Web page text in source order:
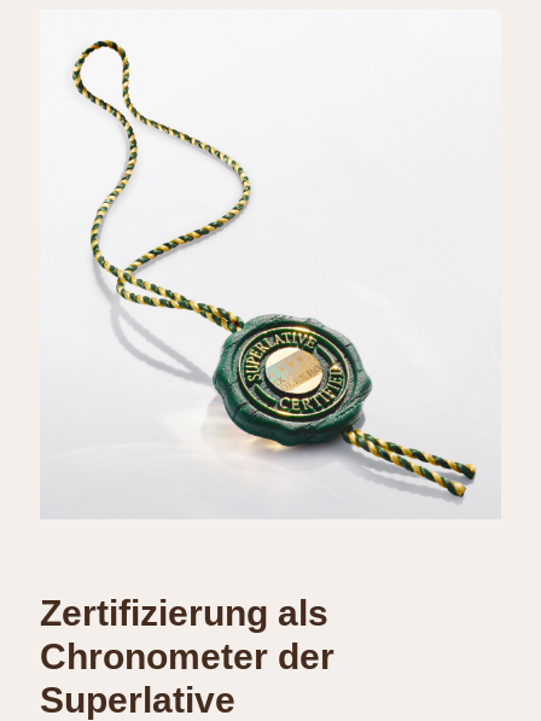
Zertifizierung als
Chronometer der
Superlative